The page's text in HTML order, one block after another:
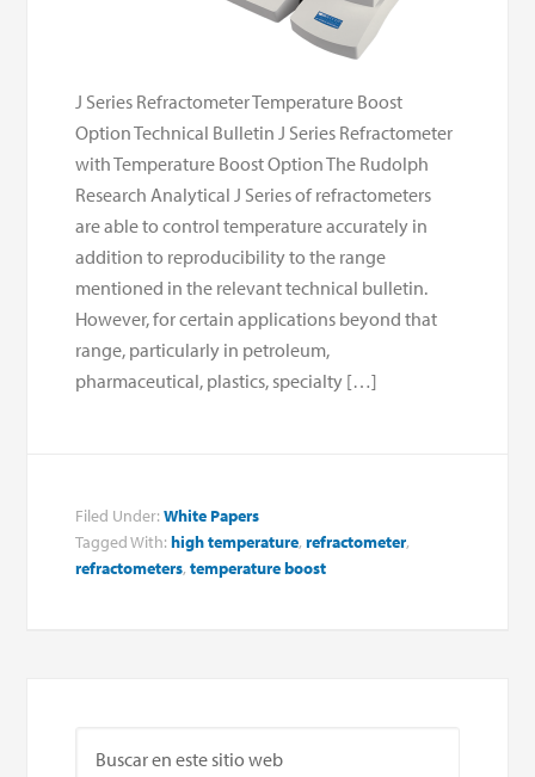
J Series Refractometer Temperature Boost
Option Technical Bulletin J Series Refractometer
with Temperature Boost Option The Rudolph
Research Analytical J Series of refractometers
are able to control temperature accurately in
addition to reproducibility to the range
mentioned in the relevant technical bulletin.
However, for certain applications beyond that
range, particularly in petroleum,
pharmaceutical, plastics, specialty […]
Filed Under:White Papers
Tagged With:high temperature,refractometer,
refractometers,temperature boost